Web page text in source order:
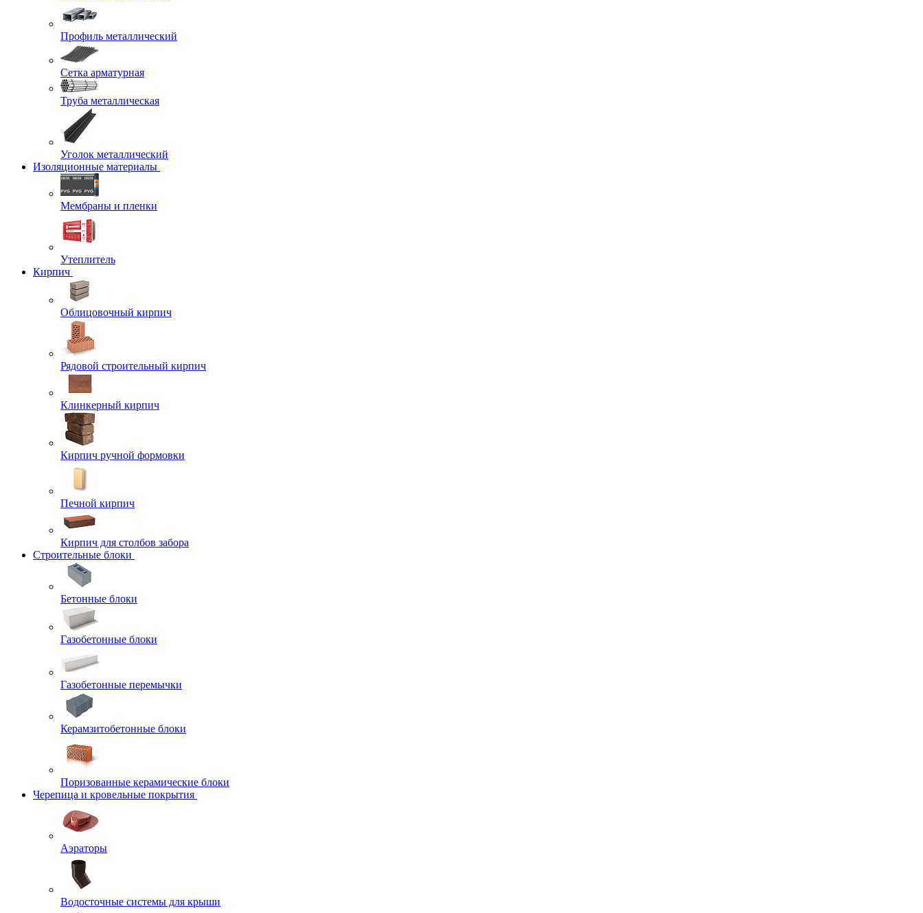
Профиль металлический
Сетка арматурная
Труба металлическая
Уголок металлический
Изоляционные материалы
Мембраны и пленки
Утеплитель
Кирпич
Облицовочный кирпич
Рядовой строительный кирпич
Клинкерный кирпич
Кирпич ручной формовки
Печной кирпич
Кирпич для столбов забора
Строительные блоки
Бетонные блоки
Газобетонные блоки
Газобетонные перемычки
Керамзитобетонные блоки
Поризованные керамические блоки
Черепица и кровельные покрытия
Аэраторы
Водосточные системы для крыши